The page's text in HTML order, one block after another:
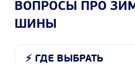
ВОПРОСЫ ПРО
ШИНЫ
⚡ ГДЕ ВЫБРАТЬ